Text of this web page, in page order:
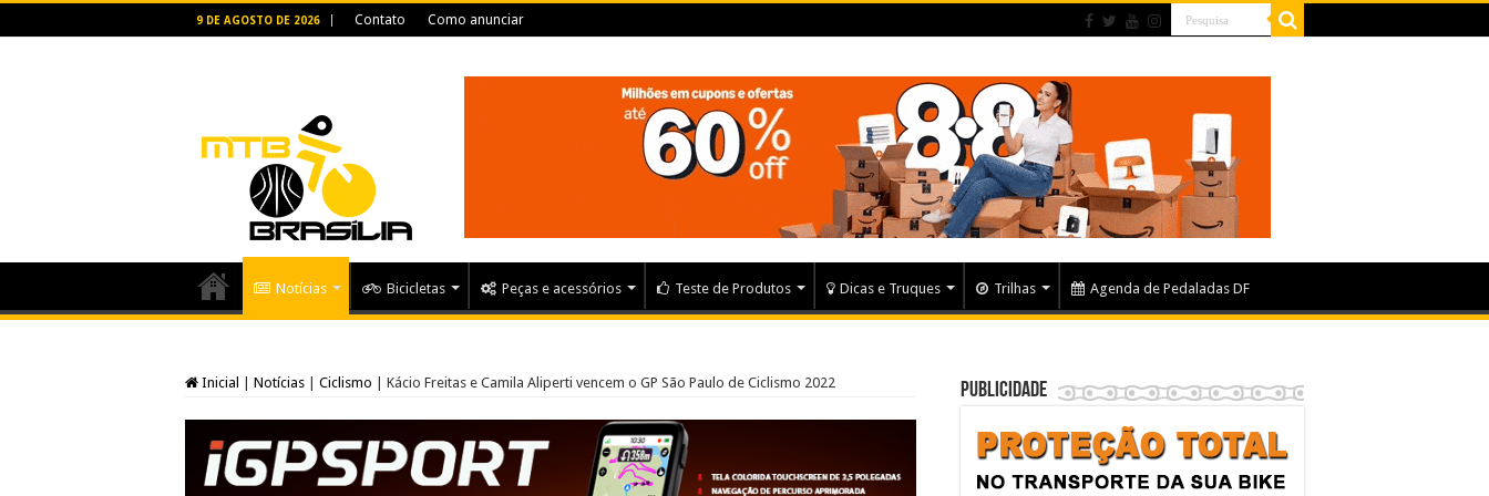
9 DE AGOSTO DE 2026 Contato Como anunciar
Notícias Bicicletas Peças e acessórios Teste de Produtos Dicas e Truques Trilhas Agenda de Pedaladas DF
Inicial Notícias Ciclismo Kácio Freitas e Camila Aliperti vencem o GP São Paulo de Ciclismo 2022 Publicidade